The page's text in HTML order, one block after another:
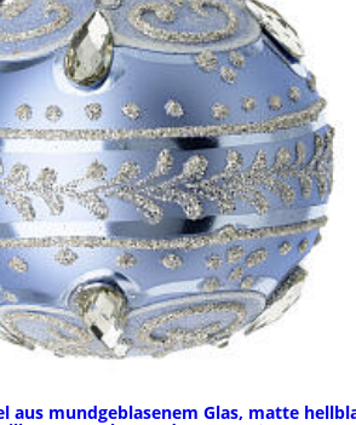
aus mundgeblasenem Glas, matte